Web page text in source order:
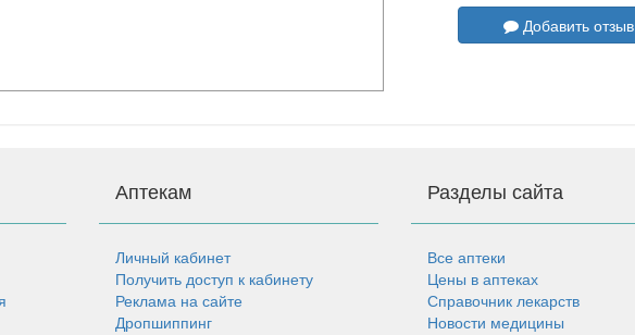
Добавить отзыв
Аптекам
Личный кабинет
Получить доступ к кабинету
Реклама на сайте
Дропшиппинг
Разделы сайта
Все аптеки
Цены в аптеках
Справочник лекарств
Новости медицины